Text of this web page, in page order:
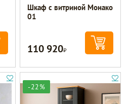
Шкаф с витриной Монако
01
110 920Р
-22%